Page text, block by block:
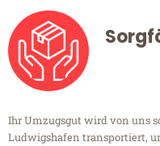
Ihr Umzugsgut wird von uns
Ludwigshafen transportiert,